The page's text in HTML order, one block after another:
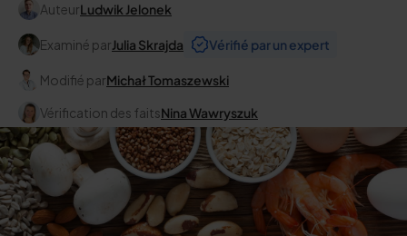
AuteurLudwik Jelonek
Examiné parJulia Skrajda Vérifié par un expert
Modifié parMichał Tomaszewski
Vérification des faitsNina Wawryszuk